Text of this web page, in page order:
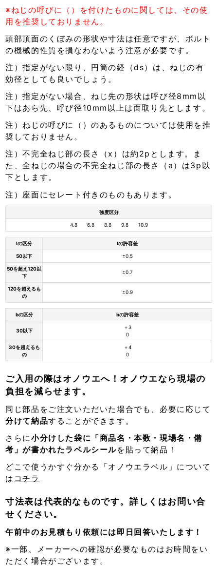
※ねじの呼びに（）を付けたものに関しては、その使
用を推奨しておりません。
頭部頂面のくぼみの形状や寸法は任意ですが、ボルト
の機械的性質を損なわないよう注意が必要です。
注）指定がない限り、円筒の経（ds）は、ねじの有
効径としても良いでしょう。
注）指定がない場合、ねじ先の形状は呼び径8mm以
下はあら先、呼び径10mm以上は面取り先とします。
注）ねじの呼びに（）のあるものについては使用を推
奨しておりません。
注）不完全ねじ部の長さ（x）は約2pとします。ま
た、全ねじの場合の不完全ねじ部の長さ（a）は3p以
下とします。
注）座面にセレート付きのものもあります。
強度区分
4.8 6.8 8.8 9.8 10.9
lの区分 lの許容差
50以下 ±0.5
50を超え120以
下
±0.7
120を超えるも
の
±0.9
bの区分 bの許容差
30以下
＋3
0
30を超えるも
の
＋4
0
ご入用の際はオノウエへ！オノウエなら現場の
負担を減らせます。
同じ部品をご注文いただいた場合でも、必要に応じて
分けて納品することができます。
さらに小分けした袋に「商品名・本数・現場名・備
考」が書かれたラベルシールを貼って納品！
どこで使うかすぐ分かる「オノウエラベル」について
は コチラ
寸法表は代表的なものです。詳しくはお問い合
せください。
午前中のお見積もり依頼には即日回答いたします！
※一部、メーカーへの確認が必要なものはお時間をい
ただく場合がございます。